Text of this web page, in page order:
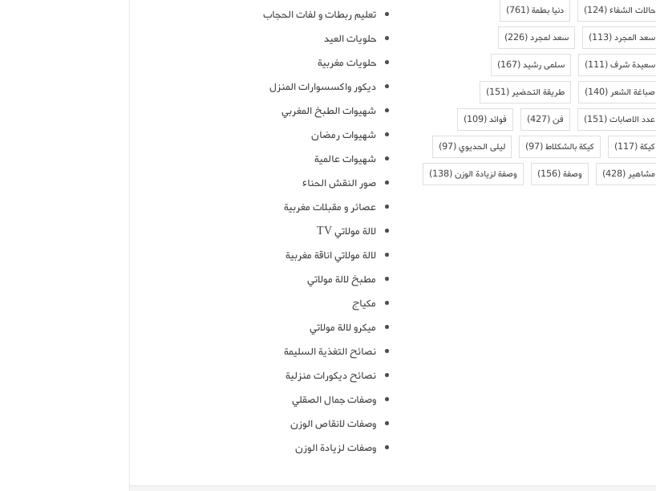
حالات الشفاء(124) دنيا بطمة(761)
سعد المجرد(113) سعد لمجرد(226)
سعيدة شرف(111) سلمى رشيد(167)
صباغة الشعر(140) طريقة التحضير(151)
عدد الاصابات(151) فن(427) فوائد(109)
كيكة(117) كيكة بالشكلاط(97) ليلى الحديوي(97)
مشاهير(428) وصفة(156) وصفة لزيادة الوزن(138)
تعليم ربطات و لفات الحجاب
حلويات العيد
حلويات مغربية
ديكور واكسسوارات المنزل
شهيوات الطبخ المغربي
شهيوات رمضان
شهيوات عالمية
صور النقش الحناء
عصائر و مقبلات مغربية
لالة مولاتي TV
لالة مولاتي اناقة مغربية
مطبخ لالة مولاتي
مكياج
ميكرو لالة مولاتي
نصائح التغذية السليمة
نصائح ديكورات منزلية
وصفات جمال الصقلي
وصفات لانقاص الوزن
وصفات لزيادة الوزن